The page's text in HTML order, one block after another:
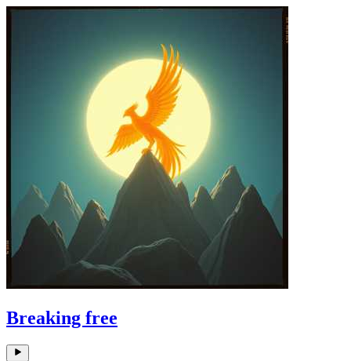
Breaking free